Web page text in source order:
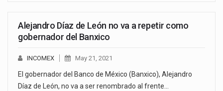
Alejandro Díaz de León no va a repetir como
gobernador del Banxico
INCOMEX May 21, 2021
El gobernador del Banco de México (Banxico), Alejandro
Díaz de León, no va a ser renombrado al frente…